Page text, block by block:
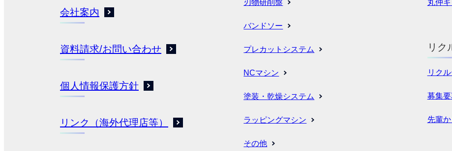
会社案内
資料請求/お問い合わせ
個人情報保護方針
リンク（海外代理店等）
刃物研削盤
バンドソー
プレカットシステム
NCマシン
塗装・乾燥システム
ラッピングマシン
その他
丸仲
リク
リク
募集
先輩